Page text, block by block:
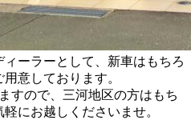
ーラーとして、新車はもちろ
意しております。
すので、三河地区の方はもち
にお越しくださいませ。